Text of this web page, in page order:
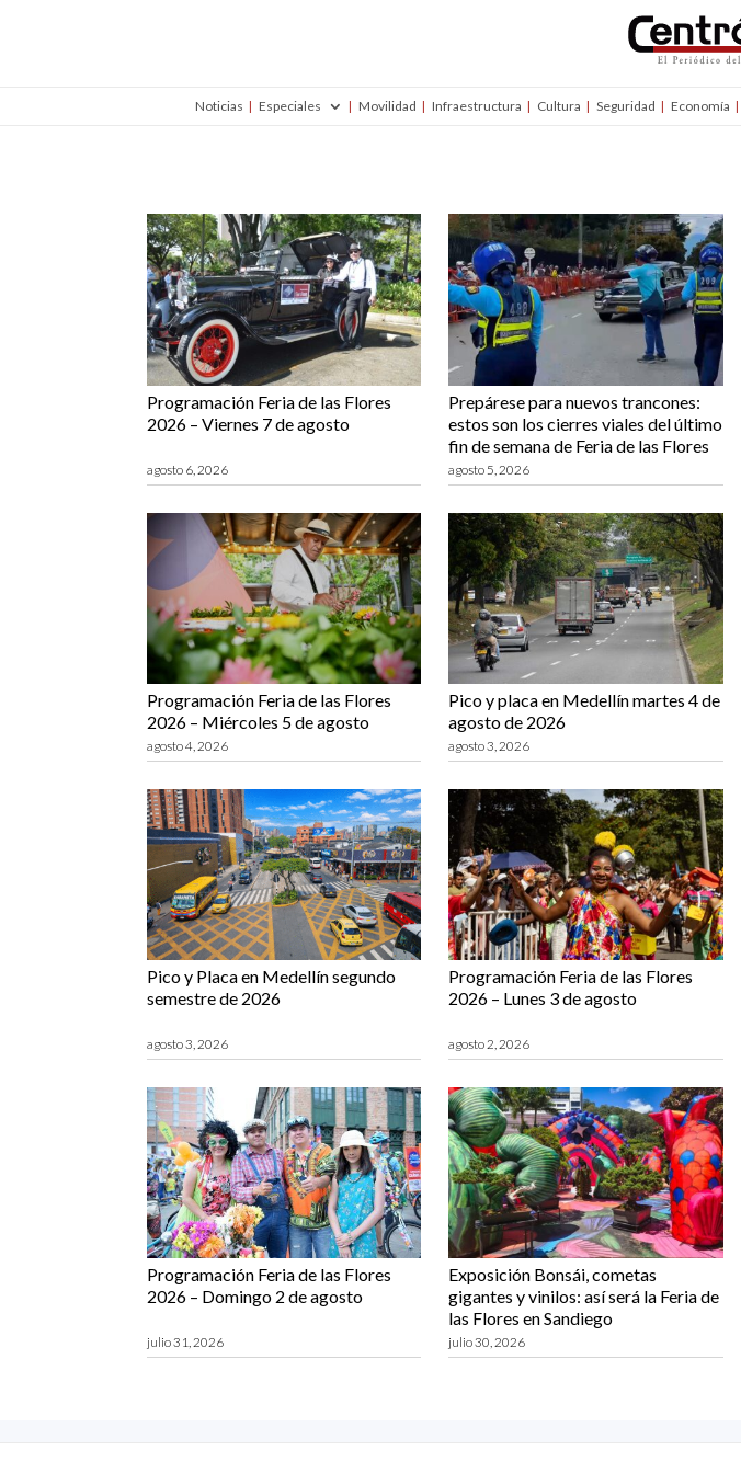
Noticias Especiales Movilidad Infraestructura Cultura Seguridad Economía
Programación Feria de las Flores
2026 – Viernes 7 de agosto
agosto 6, 2026
Prepárese para nuevos trancones:
estos son los cierres viales del último
fin de semana de Feria de las Flores
agosto 5, 2026
Programación Feria de las Flores
2026 – Miércoles 5 de agosto
agosto 4, 2026
Pico y placa en Medellín martes 4 de
agosto de 2026
agosto 3, 2026
Pico y Placa en Medellín segundo
semestre de 2026
agosto 3, 2026
Programación Feria de las Flores
2026 – Lunes 3 de agosto
agosto 2, 2026
Programación Feria de las Flores
2026 – Domingo 2 de agosto
julio 31, 2026
Exposición Bonsái, cometas
gigantes y vinilos: así será la Feria de
las Flores en Sandiego
julio 30, 2026